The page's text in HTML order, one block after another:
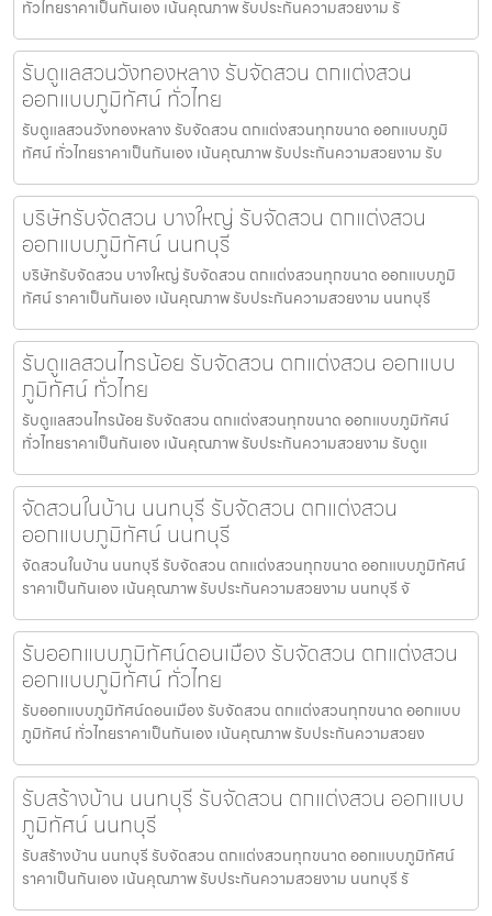
ทั่วไทยราคาเป็นกันเอง เน้นคุณภาพ รับประกันความสวยงาม รั
รับดูแลสวนวังทองหลาง รับจัดสวน ตกแต่งสวน
ออกแบบภูมิทัศน์ ทั่วไทย
รับดูแลสวนวังทองหลาง รับจัดสวน ตกแต่งสวนทุกขนาด ออกแบบภูมิ
ทัศน์ ทั่วไทยราคาเป็นกันเอง เน้นคุณภาพ รับประกันความสวยงาม รับ
บริษัทรับจัดสวน บางใหญ่ รับจัดสวน ตกแต่งสวน
ออกแบบภูมิทัศน์ นนทบุรี
บริษัทรับจัดสวน บางใหญ่ รับจัดสวน ตกแต่งสวนทุกขนาด ออกแบบภูมิ
ทัศน์ ราคาเป็นกันเอง เน้นคุณภาพ รับประกันความสวยงาม นนทบุรี
รับดูแลสวนไทรน้อย รับจัดสวน ตกแต่งสวน ออกแบบ
ภูมิทัศน์ ทั่วไทย
รับดูแลสวนไทรน้อย รับจัดสวน ตกแต่งสวนทุกขนาด ออกแบบภูมิทัศน์
ทั่วไทยราคาเป็นกันเอง เน้นคุณภาพ รับประกันความสวยงาม รับดูแ
จัดสวนในบ้าน นนทบุรี รับจัดสวน ตกแต่งสวน
ออกแบบภูมิทัศน์ นนทบุรี
จัดสวนในบ้าน นนทบุรี รับจัดสวน ตกแต่งสวนทุกขนาด ออกแบบภูมิทัศน์
ราคาเป็นกันเอง เน้นคุณภาพ รับประกันความสวยงาม นนทบุรี จั
รับออกแบบภูมิทัศน์ดอนเมือง รับจัดสวน ตกแต่งสวน
ออกแบบภูมิทัศน์ ทั่วไทย
รับออกแบบภูมิทัศน์ดอนเมือง รับจัดสวน ตกแต่งสวนทุกขนาด ออกแบบ
ภูมิทัศน์ ทั่วไทยราคาเป็นกันเอง เน้นคุณภาพ รับประกันความสวยง
รับสร้างบ้าน นนทบุรี รับจัดสวน ตกแต่งสวน ออกแบบ
ภูมิทัศน์ นนทบุรี
รับสร้างบ้าน นนทบุรี รับจัดสวน ตกแต่งสวนทุกขนาด ออกแบบภูมิทัศน์
ราคาเป็นกันเอง เน้นคุณภาพ รับประกันความสวยงาม นนทบุรี รั